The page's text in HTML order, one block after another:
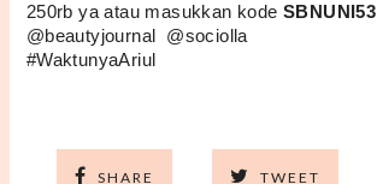
250rb ya atau masukkan kode SBNUNI53
@beautyjournal  @sociolla
#WaktunyaAriul
SHARE TWEET